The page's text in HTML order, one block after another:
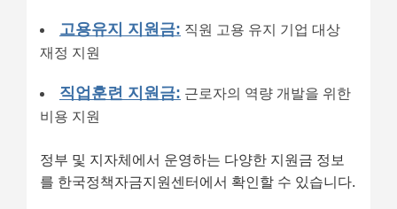
고용유지 지원금: 직원 고용 유지 기업 대상
재정 지원
직업훈련 지원금: 근로자의 역량 개발을 위한
비용 지원
정부 및 지자체에서 운영하는 다양한 지원금 정보
를 한국정책자금지원센터에서 확인할 수 있습니다.